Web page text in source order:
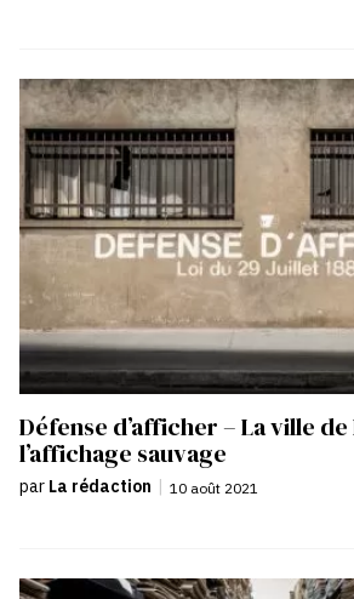
Défense d’afficher – La ville
l’affichage sauvage
par La rédaction | 10 août 2021